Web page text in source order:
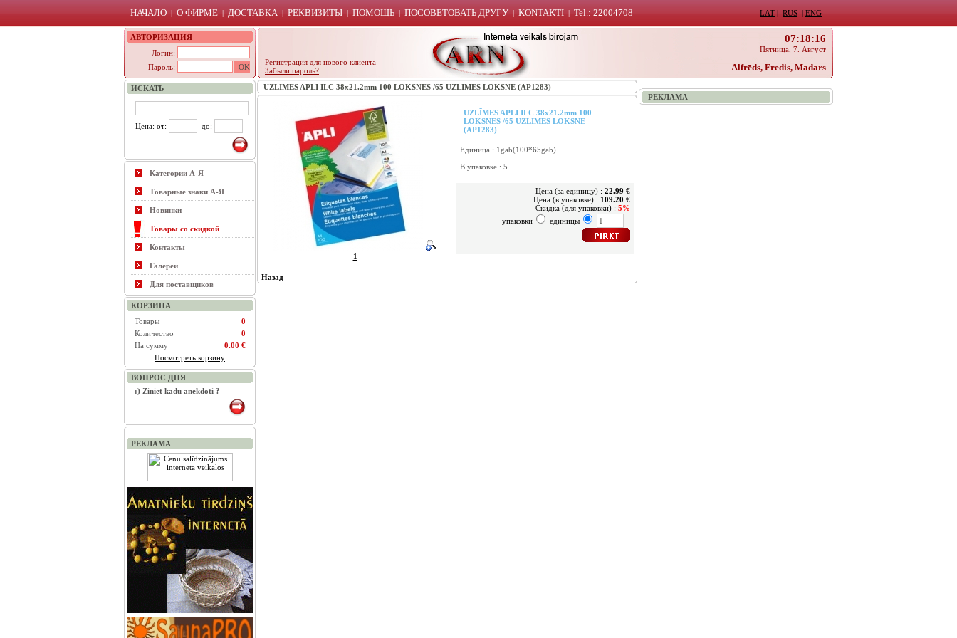
НАЧАЛО | О ФИРМЕ | ДОСТАВКА | РЕКВИЗИТЫ | ПОМОЩЬ | ПОСОВЕТОВАТЬ ДРУГУ| KONTAKTI | Tel.: 22004708 LAT | RUS | ENG
АВТОРИЗАЦИЯ
Логин:
Пароль:
Регистрация для нового клиента
Забыли пароль?
07:18:16
Пятница, 7. Август
Alfrēds, Fredis, Madars
ИСКАТЬ
Цена: от: до:
Категории А-Я
Товарные знаки А-Я
Новинки
Товары со скидкой
Контакты
Галереи
Для поставщиков
КОРЗИНА
Товары
0
Количество
0
На сумму
0.00 €
Посмотреть корзину
ВОПРОС ДНЯ
:) Ziniet kādu anekdoti ?
РЕКЛАМА
UZLĪMES APLI ILC 38x21.2mm 100 LOKSNES /65 UZLĪMES LOKSNĒ (AP1283)
1
UZLĪMES APLI ILC 38x21.2mm 100
LOKSNES /65 UZLĪMES LOKSNĒ
(AP1283)
Единица : 1gab(100*65gab)
В упаковке : 5
Цена (за единицу) : 22.99 €
Цена (в упаковке) : 109.20 €
Скидка (для упаковки) : 5%
упаковки
единицы
Назад
РЕКЛАМА